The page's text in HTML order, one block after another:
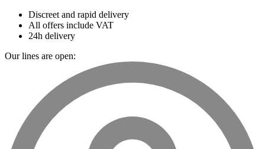
Discreet and rapid delivery
All offers include VAT
24h delivery
Our lines are open: